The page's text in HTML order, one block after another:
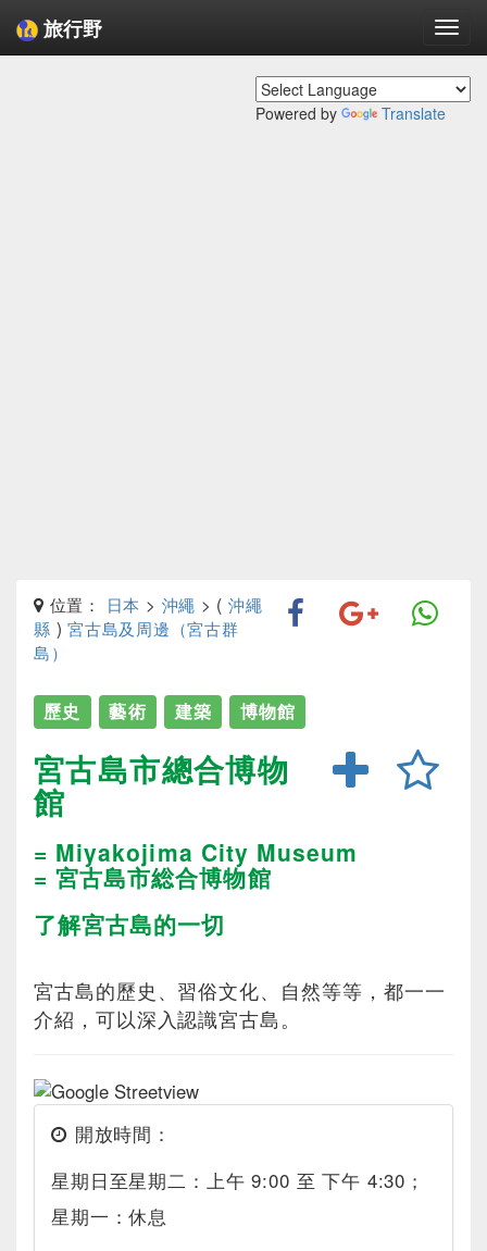
旅行野
Powered by Translate
位置： 日本 > 沖繩 > ( 沖繩
縣 )宮古島及周邊（宮古群
島）
歷史 藝術 建築 博物館
宮古島市總合博物
館
= Miyakojima City Museum
= 宮古島市総合博物館
了解宮古島的一切
宮古島的歷史、習俗文化、自然等等，都一一
介紹，可以深入認識宮古島。
開放時間：
星期日至星期二：上午 9:00 至 下午 4:30；
星期一：休息